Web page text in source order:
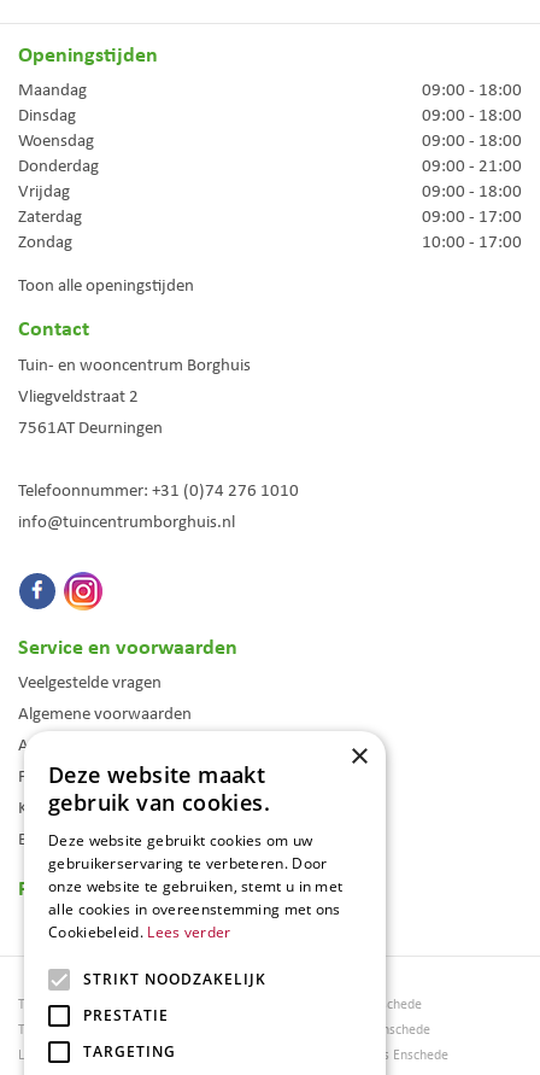
Openingstijden
Maandag
09:00 - 18:00
Dinsdag
09:00 - 18:00
Woensdag
09:00 - 18:00
Donderdag
09:00 - 21:00
Vrijdag
09:00 - 18:00
Zaterdag
09:00 - 17:00
Zondag
10:00 - 17:00
Toon alle openingstijden
Contact
Tuin- en wooncentrum Borghuis
Vliegveldstraat 2
7561AT Deurningen
Telefoonnummer: +31 (0)74 276 1010
info@tuincentrumborghuis.nl
Service en voorwaarden
Veelgestelde vragen
Algemene voorwaarden
Assortiment
Folder
Klantenkaart
Blog
Reviews
Tuincentrum Borghuis
Tuinmeubels
Loungesets
Tuinmeubels Enschede
Tuinmeubelen Enschede
Woonaccessoires Enschede
×
Deze website maakt
gebruik van cookies.
Deze website gebruikt cookies om uw
gebruikerservaring te verbeteren. Door
onze website te gebruiken, stemt u in met
alle cookies in overeenstemming met ons
Cookiebeleid. Lees verder
STRIKT NOODZAKELIJK
PRESTATIE
TARGETING